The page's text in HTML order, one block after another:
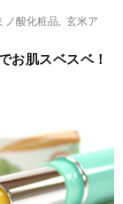
ノ酸化粧品
玄米ア
お肌スベスベ！